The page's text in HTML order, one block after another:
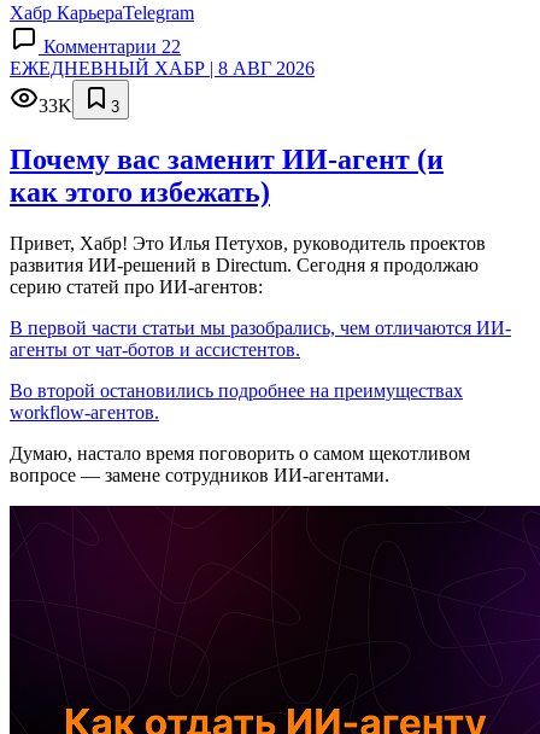
Хабр КарьераTelegram
Комментарии 22
ЕЖЕДНЕВНЫЙ ХАБР | 8 АВГ 2026
33K
3
Почему вас заменит ИИ‑агент (и
как этого избежать)
Привет, Хабр! Это Илья Петухов, руководитель проектов
развития ИИ-решений в Directum. Сегодня я продолжаю
серию статей про ИИ-агентов:
В первой части статьи мы разобрались, чем отличаются ИИ-
агенты от чат-ботов и ассистентов.
Во второй остановились подробнее на преимуществах
workflow-агентов.
Думаю, настало время поговорить о самом щекотливом
вопросе — замене сотрудников ИИ-агентами.